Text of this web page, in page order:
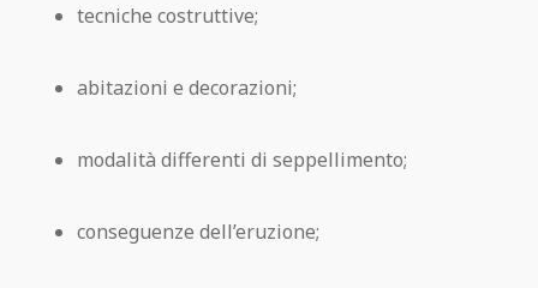
tecniche costruttive;
abitazioni e decorazioni;
modalità differenti di seppellimento;
conseguenze dell’eruzione;